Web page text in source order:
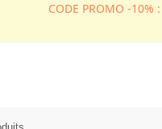
CODE PROMO -10%